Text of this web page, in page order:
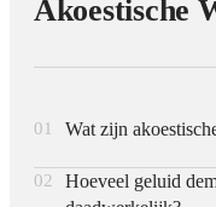
Akoestische
01 Wat zijn
Akoestische
02
Hoeveel geluid